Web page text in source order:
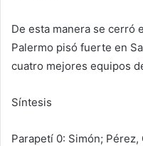
De esta manera se cerró
Palermo pisó fuerte en
cuatro mejores equipos
Síntesis
Parapetí 0: Simón;